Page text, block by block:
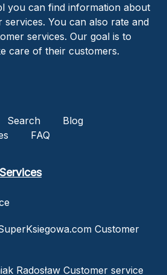
you can find information about
services. You can also rate and
services. Our goal is to
care of their customers.
Search
Blog
FAQ
Customer
Radosław Customer service